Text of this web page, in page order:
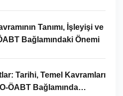
Tanımı, İşleyişi ve
Bağlamındaki Önemi
Tarihi, Temel Kavramları
ÖABT Bağlamında